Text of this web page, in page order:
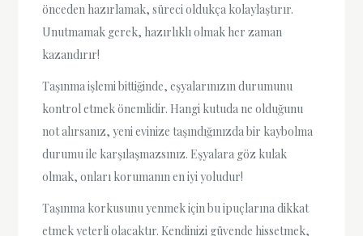
önceden hazırlamak, süreci oldukça kolaylaştırır.
Unutmamak gerek, hazırlıklı olmak her zaman
kazandırır!
Taşınma işlemi bittiğinde, eşyalarınızın durumunu
kontrol etmek önemlidir. Hangi kutuda ne olduğunu
not alırsanız, yeni evinize taşındığınızda bir kaybolma
durumu ile karşılaşmazsınız. Eşyalara göz kulak
olmak, onları korumanın en iyi yoludur!
Taşınma korkusunu yenmek için bu ipuçlarına dikkat
etmek yeterli olacaktır. Kendinizi güvende hissetmek,